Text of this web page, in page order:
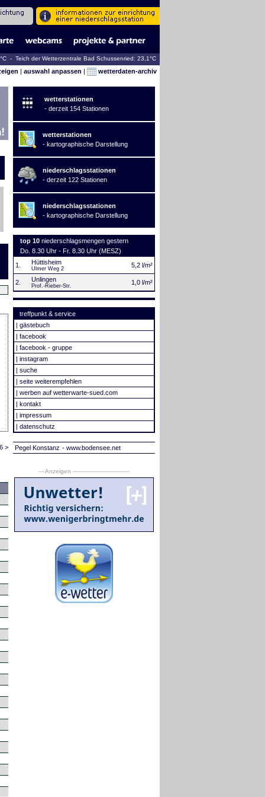
- Teich der Wetterzentrale Bad Schussenried: 23,1°C
| auswahl anpassen | wetterdaten-archiv
>
wetterstationen
- derzeit 154 Stationen
wetterstationen
- kartographische Darstellung
niederschlagsstationen
- derzeit 122 Stationen
niederschlagsstationen
- kartographische Darstellung
top 10 niederschlagsmengen gestern
Do. 8.30 Uhr - Fr. 8.30 Uhr (MESZ)
1.
Hüttisheim
Ulmer Weg 2 5,2 l/m²
2. Unlingen
Prof.-Rieber-Str. 1,0 l/m²
treffpunkt & service
| gästebuch
| facebook
| facebook - gruppe
| instagram
| suche
| seite weiterempfehlen
| werben auf wetterwarte-sued.com
| kontakt
| impressum
| datenschutz
Pegel Konstanz - www.bodensee.net
--- Anzeigen --------------------------------